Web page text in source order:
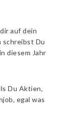
auf dein
schreibst Du
diesem Jahr
Du Aktien,
egal was